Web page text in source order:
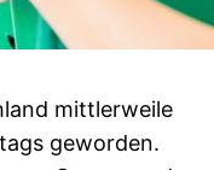
mittlerweile
geworden.